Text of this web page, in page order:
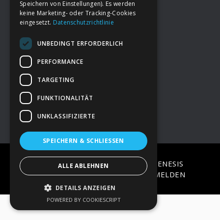
FooterDeine Spende
→ Impressum
→Kontakt zum PAO Team
COPYRIGHT © 2026 · ON
GENESIS
FRAMEWORK·WORDPRESS·ANMELDEN
Speichern von Einstellungen). Es werden
keine Marketing- oder Tracking-Cookies
eingesetzt. Datenschutzrichtlinie
UNBEDINGT ERFORDERLICH
PERFORMANCE
TARGETING
FUNKTIONALITÄT
UNKLASSIFIZIERTE
SPEICHERN & SCHLIESSEN
ALLE ABLEHNEN
DETAILS ANZEIGEN
POWERED BY COOKIESCRIPT